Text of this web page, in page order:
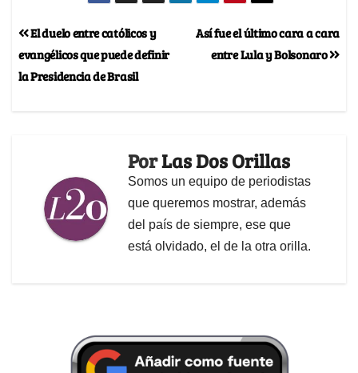
Así fue el último cara a cara
entre Lula y Bolsonaro
El duelo entre católicos y
evangélicos que puede definir
la Presidencia de Brasil
PorLas Dos Orillas
Somos un equipo de periodistas
que queremos mostrar, además
del país de siempre, ese que
está olvidado, el de la otra orilla.